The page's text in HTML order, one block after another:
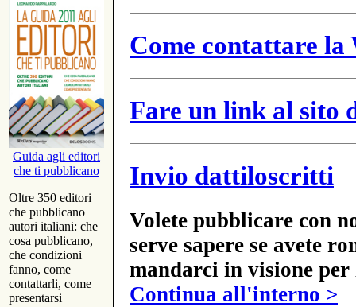
Guida agli editori
che ti pubblicano
Oltre 350 editori
che pubblicano
autori italiani: che
cosa pubblicano,
che condizioni
fanno, come
contattarli, come
presentarsi
Come contattare
Fare un link al sito
Invio dattiloscritti
Volete pubblicare con
serve sapere se avete
mandarci in visione
Continua all'interno >